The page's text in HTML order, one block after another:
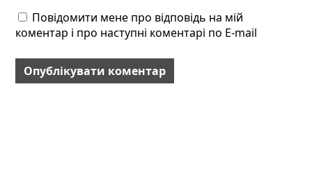
Повідомити мене про відповідь на мій
коментар і про наступні коментарі по E-mail